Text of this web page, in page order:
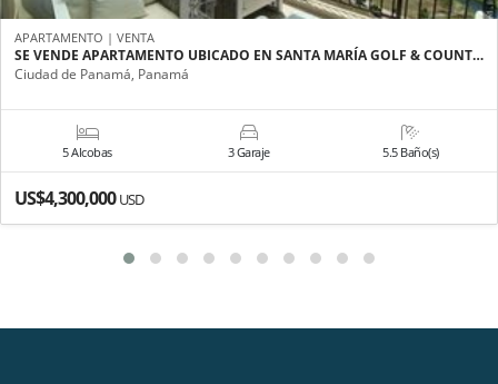
APARTAMENTO | VENTA
SE VENDE APARTAMENTO UBICADO EN SANTA MARÍA GOLF & COUNT…
Ciudad de Panamá, Panamá
5 Alcobas 3 Garaje 5.5 Baño(s)
US$4,300,000USD